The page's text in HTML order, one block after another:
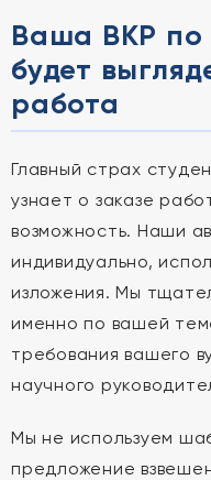
Ваша ВКР по
будет
работа
Главный страх
узнает о заказе
возможность. Наши
индивидуально,
изложения. Мы
именно по вашей
требования вашего
научного
Мы не используем
предложение